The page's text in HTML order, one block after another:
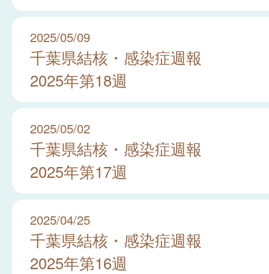
2025/05/09
千葉県結核・感染症週報
2025年第18週
2025/05/02
千葉県結核・感染症週報
2025年第17週
2025/04/25
千葉県結核・感染症週報
2025年第16週